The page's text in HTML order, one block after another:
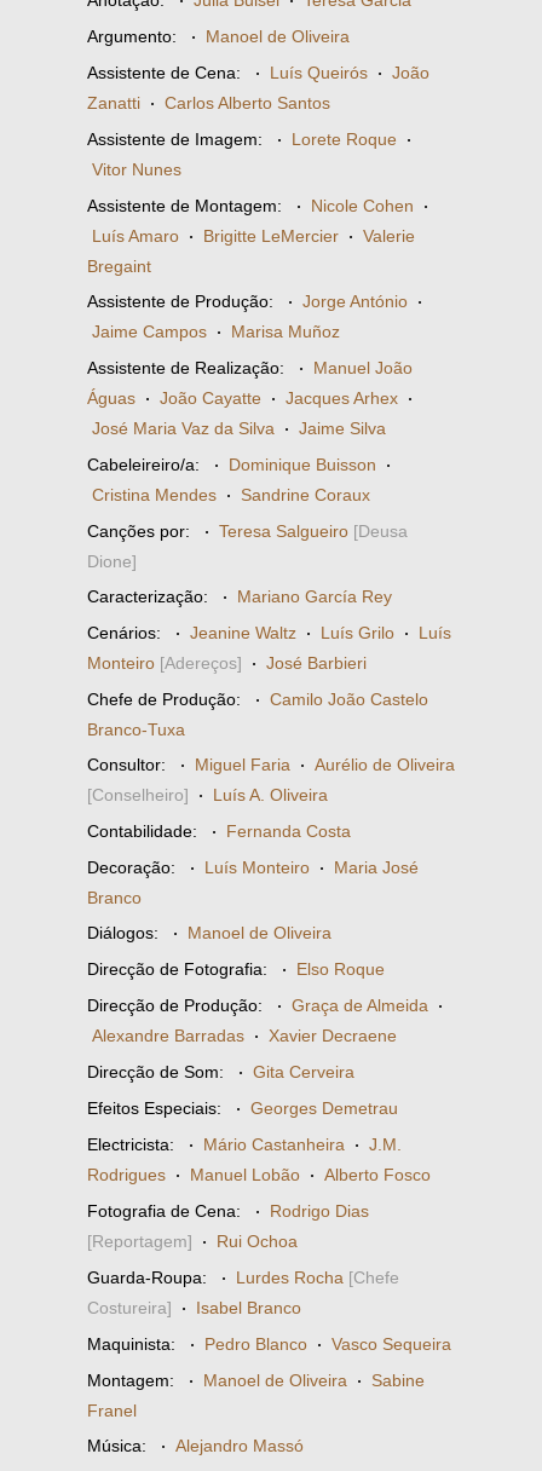
Argumento: · Manoel de Oliveira
Assistente de Cena: · Luís Queirós · João
Zanatti · Carlos Alberto Santos
Assistente de Imagem: · Lorete Roque ·
Vitor Nunes
Assistente de Montagem: · Nicole Cohen ·
Luís Amaro · Brigitte LeMercier · Valerie
Bregaint
Assistente de Produção: · Jorge António ·
Jaime Campos · Marisa Muñoz
Assistente de Realização: · Manuel João
Águas · João Cayatte · Jacques Arhex ·
José Maria Vaz da Silva · Jaime Silva
Cabeleireiro/a: · Dominique Buisson ·
Cristina Mendes · Sandrine Coraux
Canções por: · Teresa Salgueiro [Deusa
Dione]
Caracterização: · Mariano García Rey
Cenários: · Jeanine Waltz · Luís Grilo · Luís
Monteiro [Adereços] · José Barbieri
Chefe de Produção: · Camilo João Castelo
Branco-Tuxa
Consultor: · Miguel Faria · Aurélio de Oliveira
[Conselheiro] · Luís A. Oliveira
Contabilidade: · Fernanda Costa
Decoração: · Luís Monteiro · Maria José
Branco
Diálogos: · Manoel de Oliveira
Direcção de Fotografia: · Elso Roque
Direcção de Produção: · Graça de Almeida ·
Alexandre Barradas · Xavier Decraene
Direcção de Som: · Gita Cerveira
Efeitos Especiais: · Georges Demetrau
Electricista: · Mário Castanheira · J.M.
Rodrigues · Manuel Lobão · Alberto Fosco
Fotografia de Cena: · Rodrigo Dias
[Reportagem] · Rui Ochoa
Guarda-Roupa: · Lurdes Rocha [Chefe
Costureira] · Isabel Branco
Maquinista: · Pedro Blanco · Vasco Sequeira
Montagem: · Manoel de Oliveira · Sabine
Franel
Música: · Alejandro Massó